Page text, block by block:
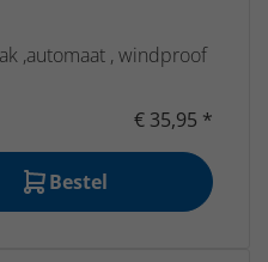
,automaat , windproof
€ 35,95 *
Bestel